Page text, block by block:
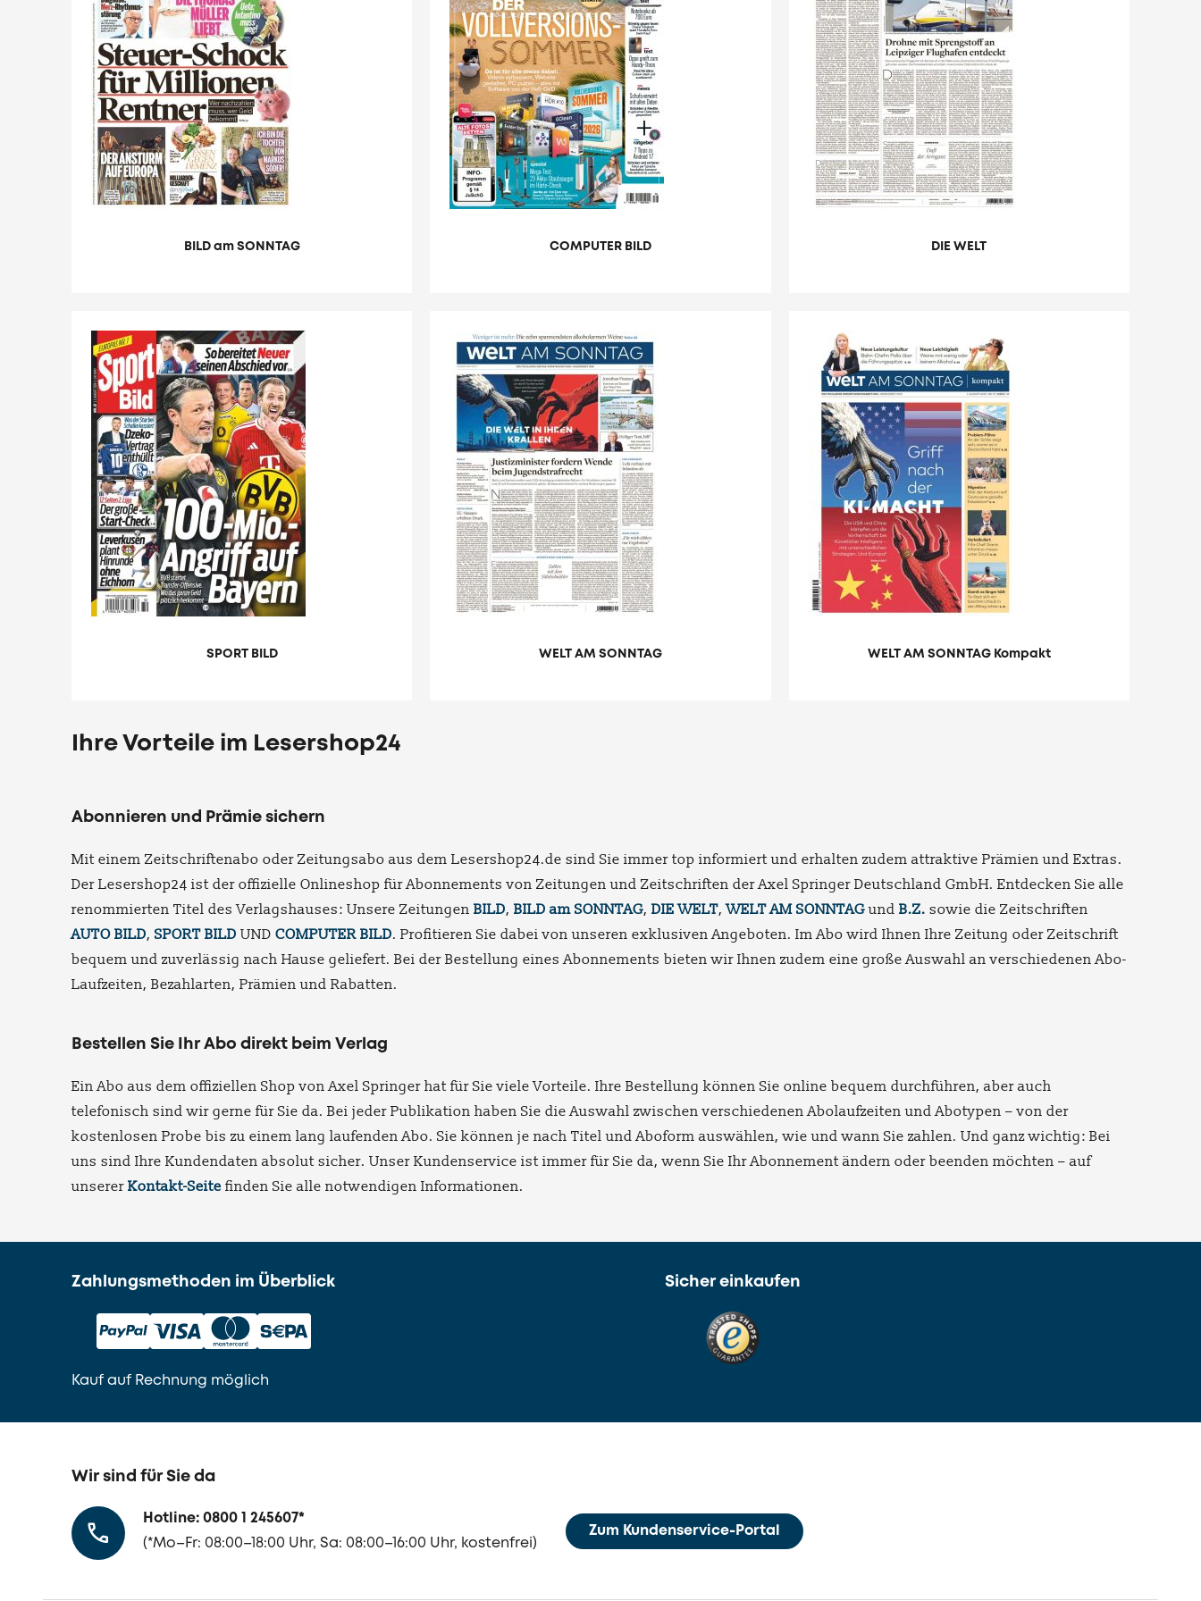
BILD am SONNTAG COMPUTER BILD DIE WELT
SPORT BILD WELT AM SONNTAG WELT AM SONNTAG Kompakt
Ihre Vorteile im Lesershop24
Abonnieren und Prämie sichern
Mit einem Zeitschriftenabo oder Zeitungsabo aus dem Lesershop24.de sind Sie immer top informiert und erhalten zudem attraktive Prämien und Extras.
Der Lesershop24 ist der offizielle Onlineshop für Abonnements von Zeitungen und Zeitschriften der Axel Springer Deutschland GmbH. Entdecken Sie alle
renommierten Titel des Verlagshauses: Unsere Zeitungen BILD, BILD am SONNTAG, DIE WELT,WELT AM SONNTAGund B.Z. sowie die Zeitschriften
AUTO BILD, SPORT BILD UND COMPUTER BILD. Profitieren Sie dabei von unseren exklusiven Angeboten. Im Abo wird Ihnen Ihre Zeitung oder Zeitschrift
bequem und zuverlässig nach Hause geliefert. Bei der Bestellung eines Abonnements bieten wir Ihnen zudem eine große Auswahl an verschiedenen Abo-
Laufzeiten, Bezahlarten, Prämien und Rabatten.
Bestellen Sie Ihr Abo direkt beim Verlag
Ein Abo aus dem offiziellen Shop von Axel Springer hat für Sie viele Vorteile. Ihre Bestellung können Sie online bequem durchführen, aber auch
telefonisch sind wir gerne für Sie da. Bei jeder Publikation haben Sie die Auswahl zwischen verschiedenen Abolaufzeiten und Abotypen – von der
kostenlosen Probe bis zu einem lang laufenden Abo. Sie können je nach Titel und Aboform auswählen, wie und wann Sie zahlen. Und ganz wichtig: Bei
uns sind Ihre Kundendaten absolut sicher. Unser Kundenservice ist immer für Sie da, wenn Sie Ihr Abonnement ändern oder beenden möchten – auf
unserer Kontakt-Seite finden Sie alle notwendigen Informationen.
Zahlungsmethoden im Überblick
Kauf auf Rechnung möglich
Sicher einkaufen
Wir sind für Sie da
Hotline: 0800 1 245607*
(*Mo–Fr: 08:00–18:00 Uhr, Sa: 08:00–16:00 Uhr, kostenfrei)
Zum Kundenservice-Portal